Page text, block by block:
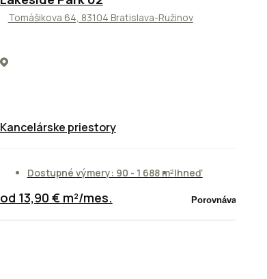
Tomášikova 64, 83104 Bratislava-Ružinov
Kancelárske priestory
Dostupné výmery: 90 - 1 688 m²Ihneď
od 13,90 € m²/mes. Porovnávač